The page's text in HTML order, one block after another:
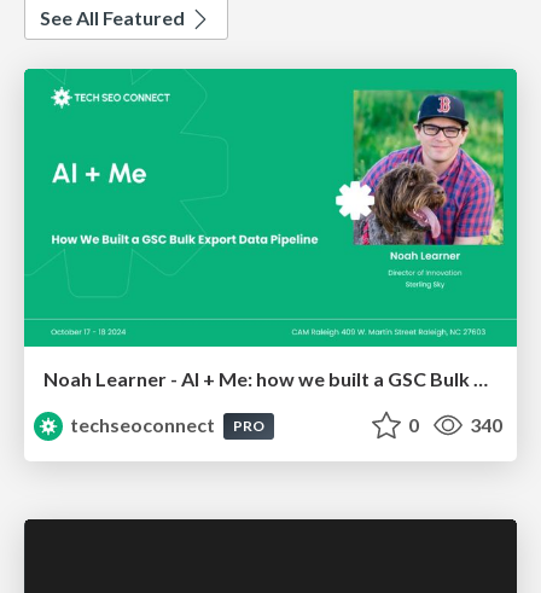
See All Featured
Noah Learner - AI + Me: how we built a GSC Bulk Export data pipeline
techseoconnect
PRO 0 340